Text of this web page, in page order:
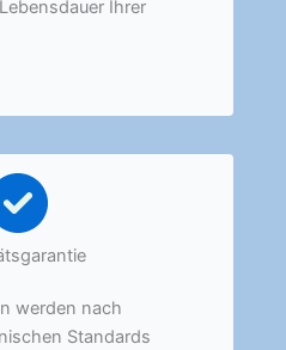
Ihrer
werden nach
Standards